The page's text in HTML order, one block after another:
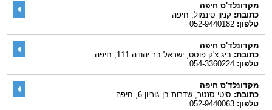
מקדונלד'ס חיפה
כתובת:קניון סינמול, חיפה
טלפון:052-9440182
מקדונלד'ס חיפה
כתובת:ביג צ'ק פוסט, ישראל בר יהודה 111, חיפה
טלפון:054-3360224
מקדונלד'ס חיפה
כתובת:סיטי סנטר, שדרות בן גוריון 6, חיפה
טלפון:052-9440063